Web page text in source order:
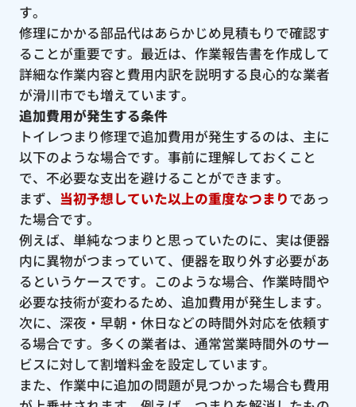
す。
修理にかかる部品代はあらかじめ見積もりで確認す
ることが重要です。最近は、作業報告書を作成して
詳細な作業内容と費用内訳を説明する良心的な業者
が滑川市でも増えています。
追加費用が発生する条件
トイレつまり修理で追加費用が発生するのは、主に
以下のような場合です。事前に理解しておくこと
で、不必要な支出を避けることができます。
まず、 当初予想していた以上の重度なつまりであっ
た場合です。
例えば、単純なつまりと思っていたのに、実は便器
内に異物がつまっていて、便器を取り外す必要があ
るというケースです。このような場合、作業時間や
必要な技術が変わるため、追加費用が発生します。
次に、深夜・早朝・休日などの時間外対応を依頼す
る場合です。多くの業者は、通常営業時間外のサー
ビスに対して割増料金を設定しています。
また、作業中に追加の問題が見つかった場合も費用